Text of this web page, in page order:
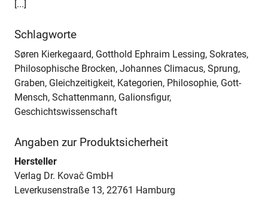
[...]
Schlagworte
Søren Kierkegaard, Gotthold Ephraim Lessing, Sokrates,
Philosophische Brocken, Johannes Climacus, Sprung,
Graben, Gleichzeitigkeit, Kategorien, Philosophie, Gott-
Mensch, Schattenmann, Galionsfigur,
Geschichtswissenschaft
Angaben zur Produktsicherheit
Hersteller
Verlag Dr. Kovač GmbH
Leverkusenstraße 13, 22761 Hamburg